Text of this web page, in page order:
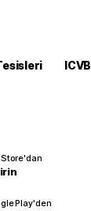
ICVB
Store'dan
Play'den